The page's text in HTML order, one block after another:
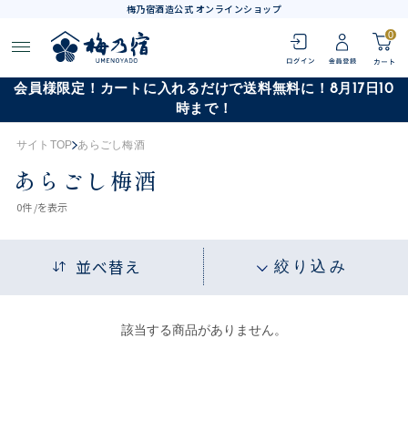
梅乃宿酒造公式 オンラインショップ
0
会員様限定！カートに入れるだけで送料無料に！8月17日10
時まで！
サイトTOP あらごし梅酒
あらごし梅酒
0件 /を表示
並べ替え 絞り込み
該当する商品がありません。